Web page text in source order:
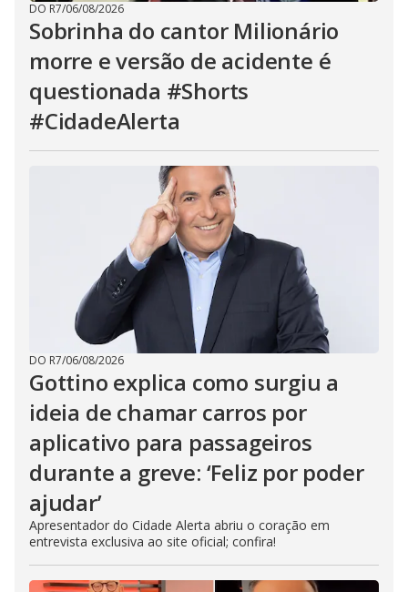
DO R7/06/08/2026
Sobrinha do cantor Milionário
morre e versão de acidente é
questionada #Shorts
#CidadeAlerta
DO R7/06/08/2026
Gottino explica como surgiu a
ideia de chamar carros por
aplicativo para passageiros
durante a greve: ‘Feliz por poder
ajudar’
Apresentador do Cidade Alerta abriu o coração em
entrevista exclusiva ao site oficial; confira!